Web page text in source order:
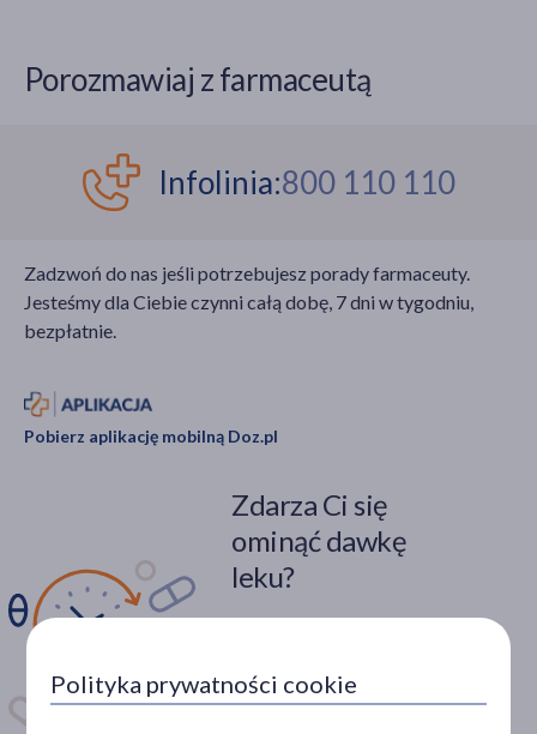
Porozmawiaj z farmaceutą
Infolinia:800 110 110
Zadzwoń do nas jeśli potrzebujesz porady farmaceuty.
Jesteśmy dla Ciebie czynni całą dobę, 7 dni w tygodniu,
bezpłatnie.
Pobierz aplikację mobilną Doz.pl
Zdarza Ci się
ominąć dawkę
leku?
kiedy wziąć lek.
Polityka prywatności cookie